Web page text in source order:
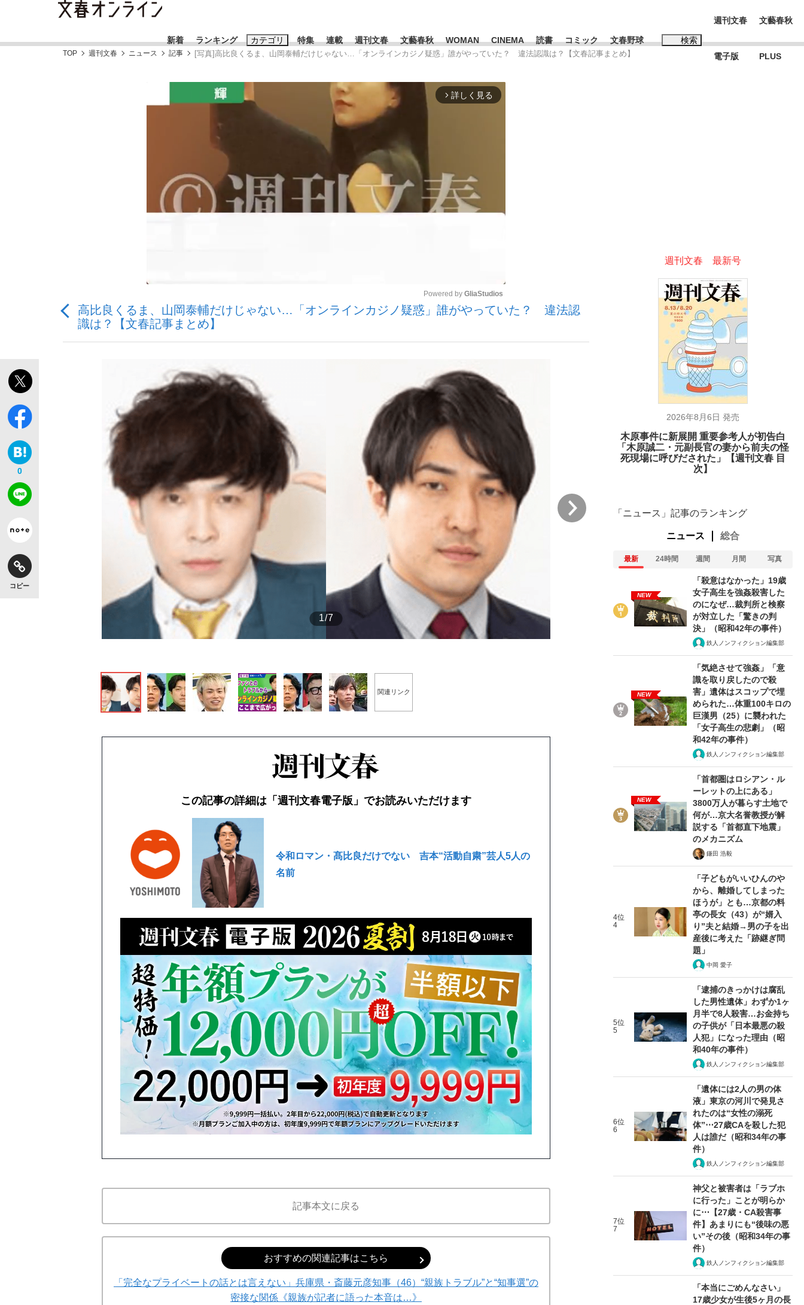
新着 ランキング カテゴリ
「敗因分析は一切聞かれなかった」侍ジャパン選手が証言した“NPB聞... 「クマが悪者扱いされているのが悲しい」『北の国から』倉本聰氏（91...
「目標達成できなかったからと言って…」サッカー日本代表・森保一監督...
もっと見る
特集
キングの誕生を、目撃せよ。
いまさら聞けない資産運用のすべて
the Style
もっと見る
連載 週刊文春 文藝春秋 WOMAN CINEMA 読書 コミック 文春野球 検索
おすすめのキーワードタグ一覧
#高市早苗 #森岡毅
週刊文春
電子版
文藝春秋
PLUS
TOP 週刊文春 ニュース 記事 [写真]高比良くるま、山岡泰輔だけじゃない…「オンラインカジノ疑惑」誰がやっていた？ 違法認識は？【文春記事まとめ】
arrow_forward_ios 詳しく見る
Powered by GliaStudios
高比良くるま、山岡泰輔だけじゃない…「オンラインカジノ疑惑」誰がやっていた？ 違法認
識は？【文春記事まとめ】
0
コピー
1/7 2/7
関連リンク
この記事の詳細は「週刊文春電子版」でお読みいただけます
令和ロマン・髙比良だけでない 吉本“活動自粛”芸人5人の
名前
記事本文に戻る
おすすめの関連記事はこちら
「完全なプライベートの話とは言えない」兵庫県・斎藤元彦知事（46）“親族トラブル”と“知事選”の
密接な関係《親族が記者に語った本音は…》
週刊文春 最新号
2026年8月6日 発売
木原事件に新展開 重要参考人が初告白
「木原誠二・元副長官の妻から前夫の怪
死現場に呼びだされた」【週刊文春 目
次】
「ニュース」記事のランキング
ニュース 総合
最新 24時間 週間 月間 写真
NEW
「殺意はなかった」19歳
女子高生を強姦殺害した
のになぜ…裁判所と検察
が対立した「驚きの判
決」（昭和42年の事件）
鉄人ノンフィクション編集部
NEW
「気絶させて強姦」「意
識を取り戻したので殺
害」遺体はスコップで埋
められた…体重100キロの
巨漢男（25）に襲われた
「女子高生の悲劇」（昭
和42年の事件）
鉄人ノンフィクション編集部
NEW
「首都圏はロシアン・ル
ーレットの上にある」
3800万人が暮らす土地で
何が…京大名誉教授が解
説する「首都直下地震」
のメカニズム
鎌田 浩毅
4位
4
「子どもがいいひんのや
から、離婚してしまった
ほうが」とも…京都の料
亭の長女（43）が“婿入
り”夫と結婚→男の子を出
産後に考えた「跡継ぎ問
題」
中岡 愛子
5位
5
「逮捕のきっかけは腐乱
した男性遺体」わずか1ヶ
月半で8人殺害…お金持ち
の子供が「日本最悪の殺
人犯」になった理由（昭
和40年の事件）
鉄人ノンフィクション編集部
6位
6
「遺体には2人の男の体
液」東京の河川で発見さ
れたのは“女性の溺死
体”⋯27歳CAを殺した犯
人は誰だ（昭和34年の事
件）
鉄人ノンフィクション編集部
7位
7
神父と被害者は「ラブホ
に行った」ことが明らか
に⋯【27歳・CA殺害事
件】あまりにも“後味の悪
い”その後（昭和34年の事
件）
鉄人ノンフィクション編集部
「本当にごめんなさい」
17歳少女が生後5ヶ月の長